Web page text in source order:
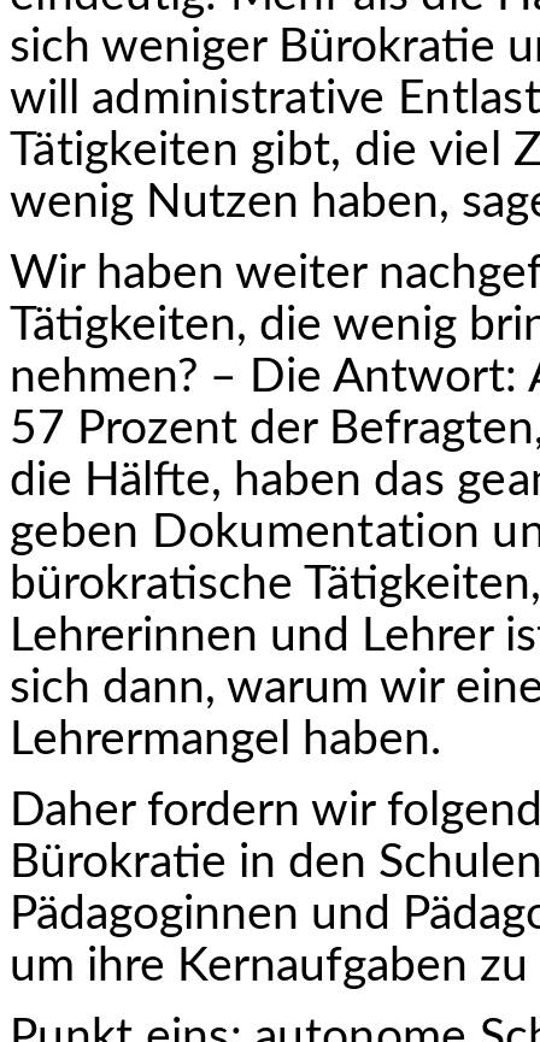
sich weniger Bürokratie
will administrative
Tätigkeiten gibt, die viel
wenig Nutzen haben,
Wir haben weiter
Tätigkeiten, die wenig
nehmen? – Die Antwort:
57 Prozent der
die Hälfte, haben das
geben Dokumentation
bürokratische
Lehrerinnen und Lehrer
sich dann, warum wir
Lehrermangel haben.
Daher fordern wir
Bürokratie in den
Pädagoginnen und
um ihre Kernaufgaben